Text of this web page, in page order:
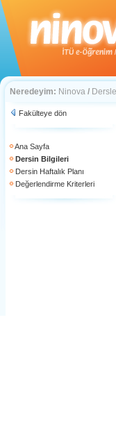
Neredeyim: Ninova /
Fakülteye dön
Ana Sayfa
Dersin Bilgileri
Dersin Haftalık Planı
Değerlendirme Kriterleri